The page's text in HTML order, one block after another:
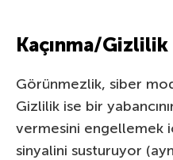
Kaçınma/Gizlilik
Görünmezlik, siber
Gizlilik ise bir
vermesini engellemek
sinyalini susturuyor